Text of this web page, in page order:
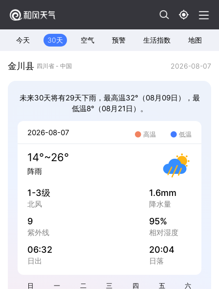
今天 30天 空气 预警 生活指数 地图
金川县 四川省 - 中国 2026-08-07
未来30天将有29天下雨，最高温32°（08月09日），最
低温8°（08月21日）。
日 一 二 三 四 五 六
2026-08-07 高温 低温
14°~26°
阵雨
1-3级
北风
1.6mm
降水量
9
紫外线
95%
相对湿度
06:32
日出
20:04
日落